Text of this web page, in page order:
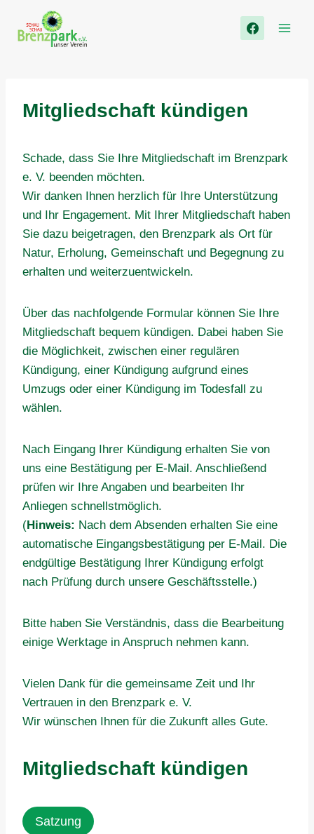
Inhalt
Mitgliedschaft kündigen
Schade, dass Sie Ihre Mitgliedschaft im Brenzpark
e. V. beenden möchten.
Wir danken Ihnen herzlich für Ihre Unterstützung
und Ihr Engagement. Mit Ihrer Mitgliedschaft haben
Sie dazu beigetragen, den Brenzpark als Ort für
Natur, Erholung, Gemeinschaft und Begegnung zu
erhalten und weiterzuentwickeln.
Über das nachfolgende Formular können Sie Ihre
Mitgliedschaft bequem kündigen. Dabei haben Sie
die Möglichkeit, zwischen einer regulären
Kündigung, einer Kündigung aufgrund eines
Umzugs oder einer Kündigung im Todesfall zu
wählen.
Nach Eingang Ihrer Kündigung erhalten Sie von
uns eine Bestätigung per E-Mail. Anschließend
prüfen wir Ihre Angaben und bearbeiten Ihr
Anliegen schnellstmöglich.
(Hinweis: Nach dem Absenden erhalten Sie eine
automatische Eingangsbestätigung per E-Mail. Die
endgültige Bestätigung Ihrer Kündigung erfolgt
nach Prüfung durch unsere Geschäftsstelle.)
Bitte haben Sie Verständnis, dass die Bearbeitung
einige Werktage in Anspruch nehmen kann.
Vielen Dank für die gemeinsame Zeit und Ihr
Vertrauen in den Brenzpark e. V.
Wir wünschen Ihnen für die Zukunft alles Gute.
Mitgliedschaft kündigen
Satzung